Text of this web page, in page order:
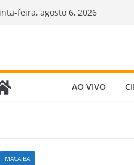
feira, agosto 6, 2026
AO VIVO
MACAÍBA